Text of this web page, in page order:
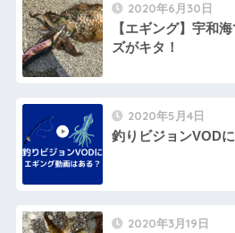
2020年6月30日
【エギング】宇和
ズがキタ！
2020年5月4日
釣りビジョンVOD
2020年3月19日